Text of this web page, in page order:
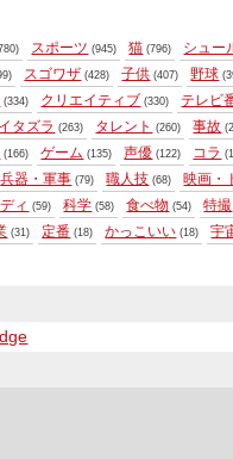
スポーツ (945) 猫 (796) シュー
スゴワザ (428) 子供 (407) 野球
(334) クリエイティブ (330) テレビ
イタズラ (263) タレント (260) 事故
(166) ゲーム (135) 声優 (122) コラ
兵器・軍事 (79) 職人技 (68) 映画・
ィ (59) 科学 (58) 食べ物 (54) 特撮
(31) 定番 (18) かっこいい (18) 宇